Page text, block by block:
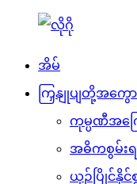
အိမ်
ကြှနျုပျတို့အကွော
ကုမ္ပဏီအကြ
အဓိကစွမ်းရ
ယှဉ်ပြိုင်နိုင်စွ